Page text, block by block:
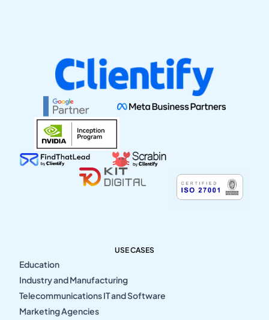
USE CASES
Education
Industry and Manufacturing
Telecommunications IT and Software
Marketing Agencies